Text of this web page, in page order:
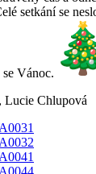
setkání se
Vánoc.
Lucie Chlupová